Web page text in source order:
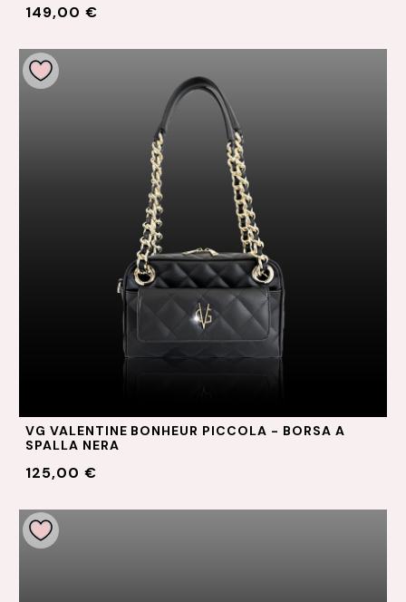
149,00 €
VG VALENTINE BONHEUR PICCOLA - BORSA A
SPALLA NERA
125,00 €